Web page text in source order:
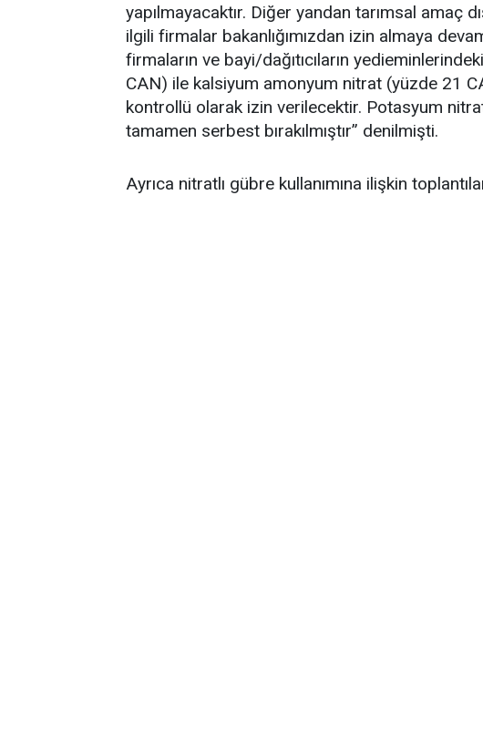
yapılmayacaktır. Diğer yandan tarımsal amaç
ilgili firmalar bakanlığımızdan izin almaya
firmaların ve bayi/dağıtıcıların
CAN) ile kalsiyum amonyum nitrat (yüzde 21
kontrollü olarak izin verilecektir. Potasyum
tamamen serbest bırakılmıştır” denilmişti.
Ayrıca nitratlı gübre kullanımına ilişkin